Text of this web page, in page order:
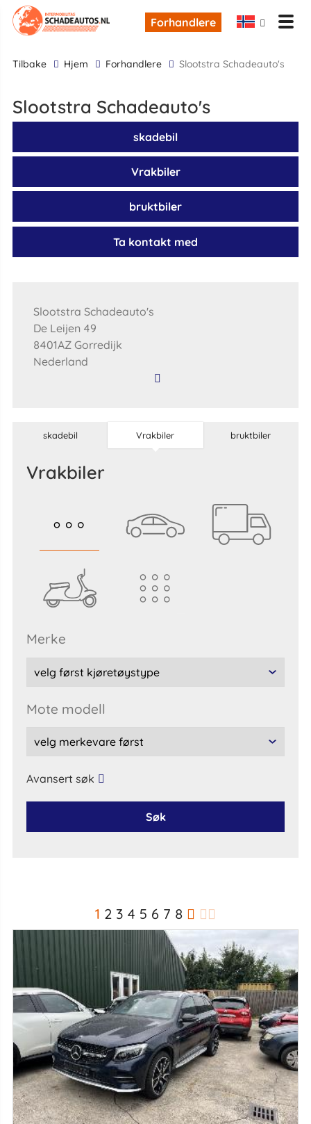
Forhandlere
tilbake Hjem Forhandlere Slootstra Schadeauto's
Slootstra Schadeauto's
skadebil
Vrakbiler
bruktbiler
Ta kontakt med
Slootstra Schadeauto's
De Leijen 49
8401AZ Gorredijk
Nederland
skadebil Vrakbiler bruktbiler
Vrakbiler
Merke
Mote modell
Avansert søk
Søk
1 2 3 4 5 6 7 8